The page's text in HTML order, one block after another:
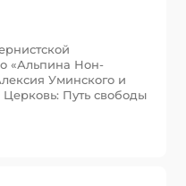
«Альпина Нон-
Уминского и
Путь свободы